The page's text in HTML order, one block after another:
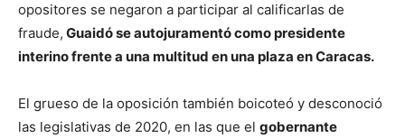
opositores se negaron a participar al calificarlas de
fraude, Guaidó se autojuramentó como presidente
interino frente a una multitud en una plaza en Caracas.
El grueso de la oposición también boicoteó y desconoció
las legislativas de 2020, en las que el gobernante